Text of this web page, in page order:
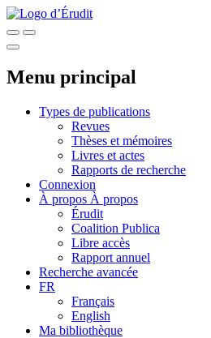
Menu principal
Types de publications
Revues
Thèses et mémoires
Livres et actes
Rapports de recherche
Connexion
À propos À propos
Érudit
Coalition Publica
Libre accès
Rapport annuel
Recherche avancée
FR
Français
English
Ma bibliothèque